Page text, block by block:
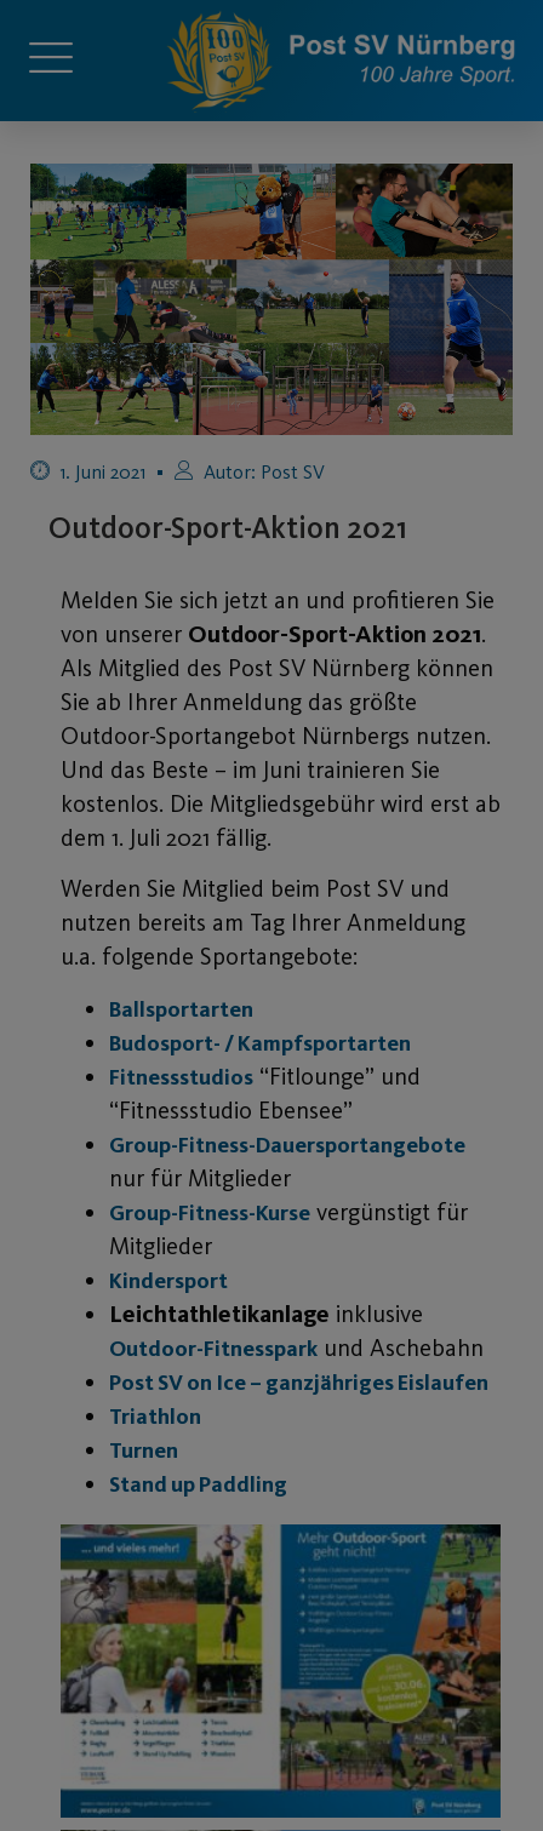
1. Juni 2021 Autor: Post SV
Outdoor-Sport-Aktion 2021
Melden Sie sich jetzt an und profitieren Sie
von unserer Outdoor-Sport-Aktion 2021.
Als Mitglied des Post SV Nürnberg können
Sie ab Ihrer Anmeldung das größte
Outdoor-Sportangebot Nürnbergs nutzen.
Und das Beste – im Juni trainieren Sie
kostenlos. Die Mitgliedsgebühr wird erst ab
dem 1. Juli 2021 fällig.
Werden Sie Mitglied beim Post SV und
nutzen bereits am Tag Ihrer Anmeldung
u.a. folgende Sportangebote:
Ballsportarten
Budosport- / Kampfsportarten
Fitnessstudios “Fitlounge” und
“Fitnessstudio Ebensee”
Group-Fitness-Dauersportangebote
nur für Mitglieder
Group-Fitness-Kurse vergünstigt für
Mitglieder
Kindersport
Leichtathletikanlage inklusive
Outdoor-Fitnesspark und Aschebahn
Post SV on Ice – ganzjähriges Eislaufen
Triathlon
Turnen
Stand up Paddling